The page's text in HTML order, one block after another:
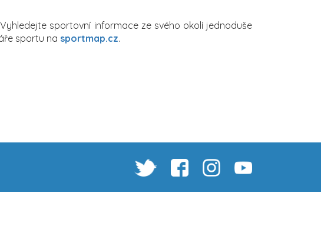
sportovní informace ze svého okolí jednoduše
sportu na sportmap.cz.